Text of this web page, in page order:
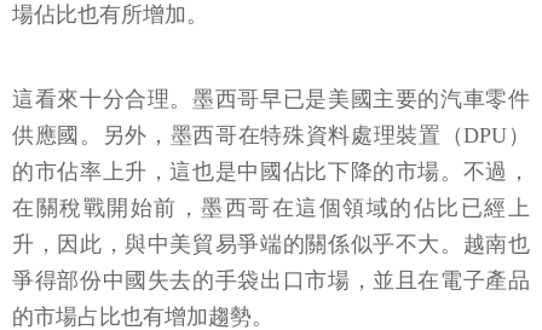
場佔比也有所增加。
這看來十分合理。墨西哥早已是美國主要的汽車零件
供應國。另外，墨西哥在特殊資料處理裝置（DPU）
的市佔率上升，這也是中國佔比下降的市場。不過，
在關稅戰開始前，墨西哥在這個領域的佔比已經上
升，因此，與中美貿易爭端的關係似乎不大。越南也
爭得部份中國失去的手袋出口市場，並且在電子產品
的市場占比也有增加趨勢。